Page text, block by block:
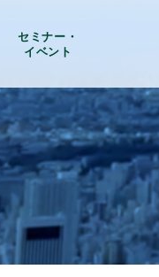
セミナー・
イベント